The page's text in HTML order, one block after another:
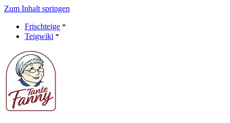
Zum Inhalt springen
Frischteige
Teigwiki